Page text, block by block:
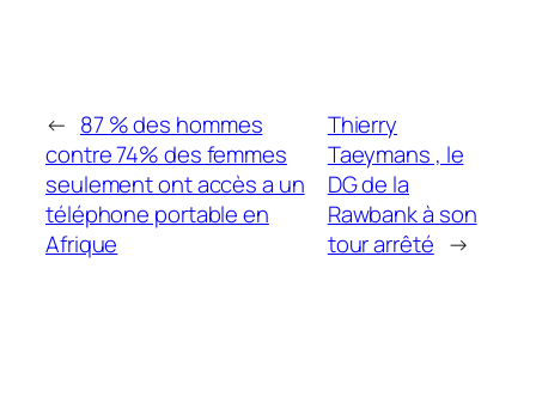
← 87 % des hommes
contre 74% des femmes
seulement ont accès a un
téléphone portable en
Afrique
Thierry
Taeymans , le
DG de la
Rawbank à son
tour arrêté →